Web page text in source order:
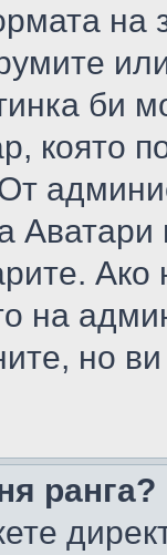
на
би
която
на
но
ранга?